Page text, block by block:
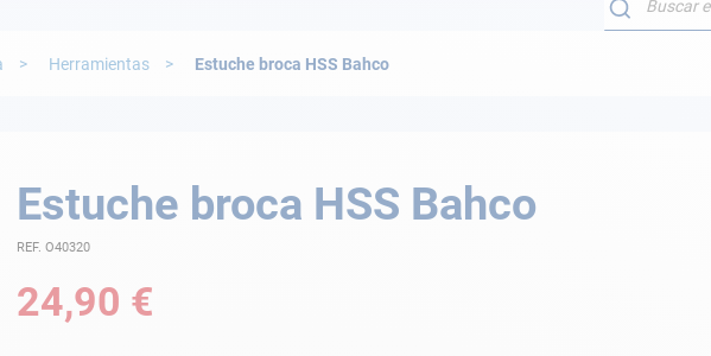
Buscar
Herramientas Estuche broca HSS Bahco
Estuche broca HSS Bahco
REF. O40320
24,90 €